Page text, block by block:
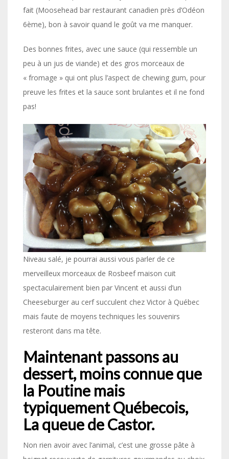
fait (Moosehead bar restaurant canadien près d’Odéon
6ème), bon à savoir quand le goût va me manquer.
Des bonnes frites, avec une sauce (qui ressemble un
peu à un jus de viande) et des gros morceaux de
« fromage » qui ont plus l’aspect de chewing gum, pour
preuve les frites et la sauce sont brulantes et il ne fond
pas!
Niveau salé, je pourrai aussi vous parler de ce
merveilleux morceaux de Rosbeef maison cuit
spectaculairement bien par Vincent et aussi d’un
Cheeseburger au cerf succulent chez Victor à Québec
mais faute de moyens techniques les souvenirs
resteront dans ma tête.
Maintenant passons au
dessert, moins connue que
la Poutine mais
typiquement Québecois,
La queue de Castor.
Non rien avoir avec l’animal, c’est une grosse pâte à